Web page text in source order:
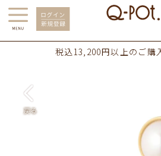
税込13,200円以上のご購